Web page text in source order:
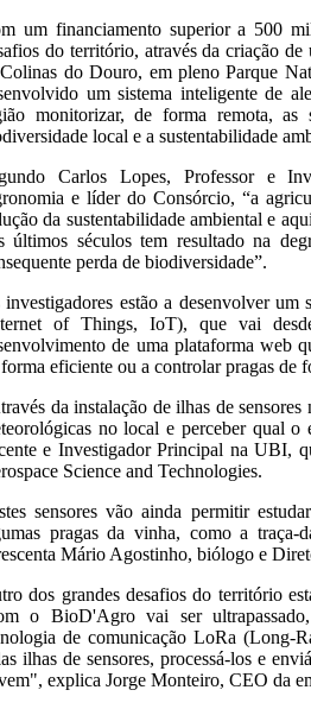
um financiamento superior a 500
do território, através da criação
do Douro, em pleno Parque
um sistema inteligente de
monitorizar, de forma remota,
local e a sustentabilidade
Carlos Lopes, Professor e
e líder do Consórcio, “a
da sustentabilidade ambiental e
últimos séculos tem resultado na
perda de biodiversidade”.
investigadores estão a desenvolver
of Things, IoT), que vai
de uma plataforma web
eficiente ou a controlar pragas de
da instalação de ilhas de
no local e perceber qual
e Investigador Principal na UBI,
Science and Technologies.
sensores vão ainda permitir
pragas da vinha, como a traça-
Mário Agostinho, biólogo e
dos grandes desafios do território
o BioD'Agro vai ser
de comunicação LoRa (Long-
ilhas de sensores, processá-los e
explica Jorge Monteiro, CEO da